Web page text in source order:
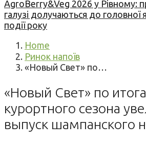
AgroBerry&Veg 2026 у Рівному:
галузі долучаються до головної
події року
Home
Ринок напоїв
«Новый Свет» по…
«Новый Свет» по
курортного сезона
выпуск шампанского